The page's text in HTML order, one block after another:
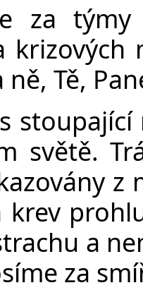
za
krizových
ně, Tě,
světě.
z
krev
a
za